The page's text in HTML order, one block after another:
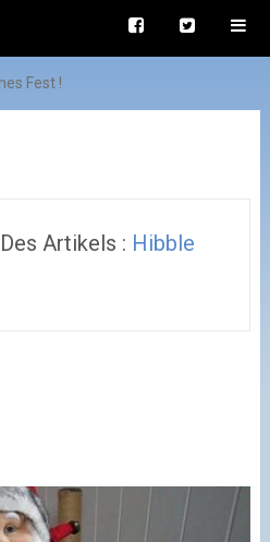
Fest !
Artikels : Hibble